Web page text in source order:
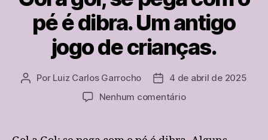
pé é dibra. Um antigo
jogo de crianças.
Autor
Por Luiz Carlos Garrocho
Data4 de abril de 2025
Nenhum comentárioem
gol,